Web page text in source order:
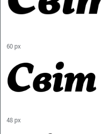
60 px
48 px